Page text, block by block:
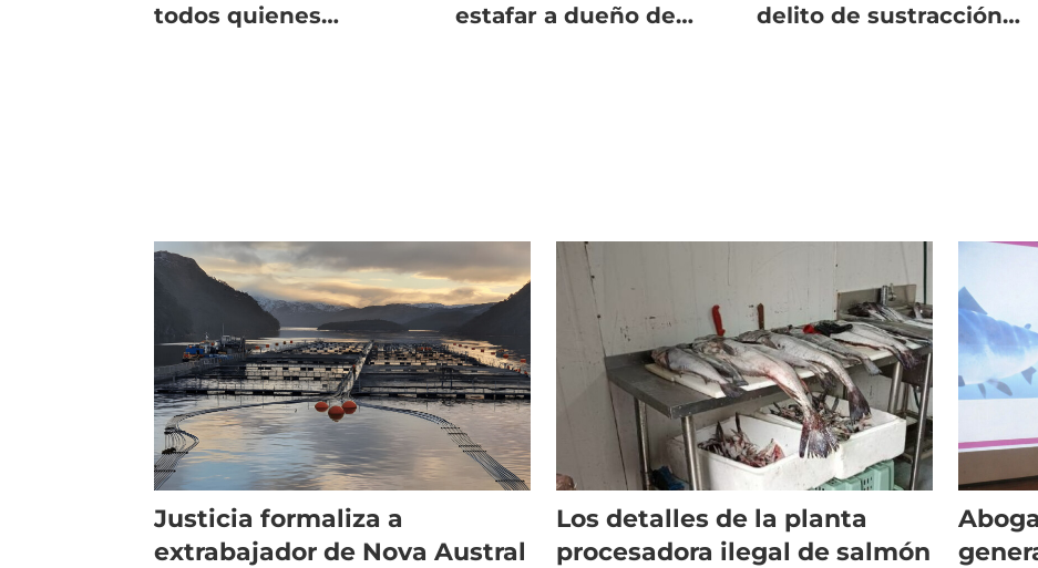
todos quienes
estafar a dueño de
delito de sustracción
Justicia formaliza a
extrabajador de Nova Austral
Los detalles de la planta
procesadora ilegal de salmón